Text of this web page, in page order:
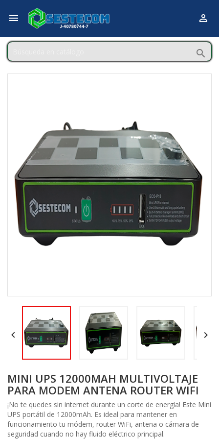
 

 
MINI UPS 12000MAH MULTIVOLTAJE
PARA MODEM ANTENA ROUTER WIFI
¡No te quedes sin internet durante un corte de energía! Este Mini
UPS portátil de 12000mAh. Es ideal para mantener en
funcionamiento tu módem, router WiFi, antena o cámara de
seguridad cuando no hay fluido eléctrico principal.